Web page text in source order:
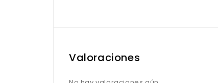
Valoraciones